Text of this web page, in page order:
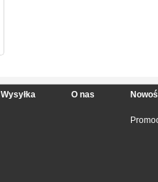
Wysyłka O nas